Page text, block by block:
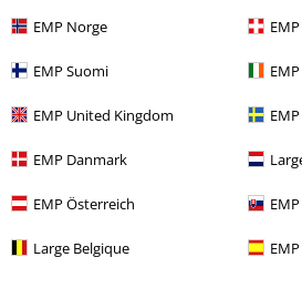
EMP Norge
EMP Suomi
EMP United Kingdom
EMP Danmark
EMP Österreich
Large Belgique
ancora considerato un modello per molti
Newsletter
Altro